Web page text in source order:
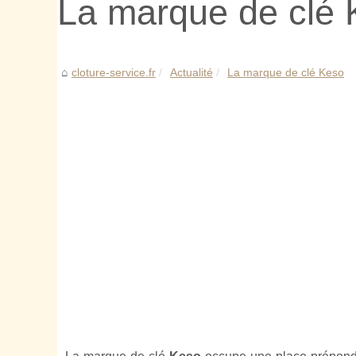
La marque de clé
cloture-service.fr Actualité La marque de clé Keso